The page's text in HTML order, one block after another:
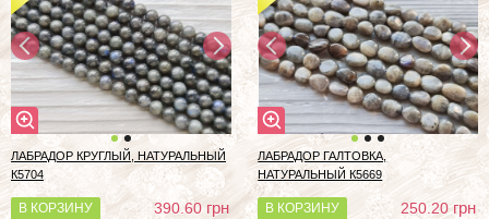
ЛАБРАДОР КРУГЛЫЙ, НАТУРАЛЬНЫЙ
К5704
В КОРЗИНУ 390.60грн
ЛАБРАДОР ГАЛТОВКА,
НАТУРАЛЬНЫЙ К5669
В КОРЗИНУ 250.20грн